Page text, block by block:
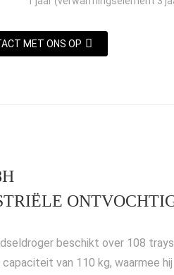
MET ONS OP
beschikt over 108
van 110 kg, waarmee hij